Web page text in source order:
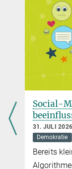
Social-
31. JULI 2026
Demokratie
Bereits